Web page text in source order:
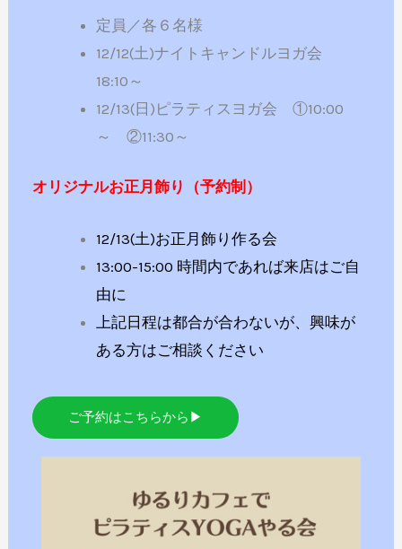
定員／各６名様
12/12(土)ナイトキャンドルヨガ会
18:10～
12/13(日)ピラティスヨガ会 ①10:00
～ ②11:30～
オリジナルお正月飾り（予約制）
12/13(土)お正月飾り作る会
13:00-15:00 時間内であれば来店はご自
由に
上記日程は都合が合わないが、興味が
ある方はご相談ください
ご予約はこちらから▶